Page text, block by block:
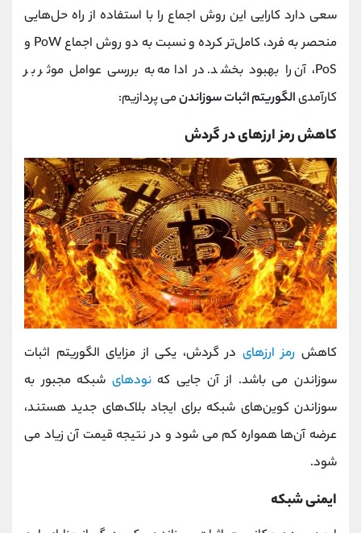
سعی دارد کارایی این روش اجماع را با استفاده از راه‌ حل‌هایی
منحصر ‌به ‌فرد، کامل‌تر کرده و نسبت به دو روش اجماع PoW و
PoS، آن را بهبود بخشد. در ادامه به بررسی عوامل موثر بر
کارآمدیالگوریتم اثبات سوزاندنمی پردازیم:
کاهش رمز‌ ارزهای در گردش
کاهش رمز ‌ارزهای در گردش، یکی از مزایای الگوریتم اثبات
سوزاندن می باشد. از آن جایی کهنودهای شبکه مجبور به
سوزاندن کوین‌های شبکه برای ایجاد بلاک‌های جدید هستند،
عرضه آن‌ها همواره کم می شود و در نتیجه قیمت آن‌ زیاد می
شود.
ایمنی شبکه